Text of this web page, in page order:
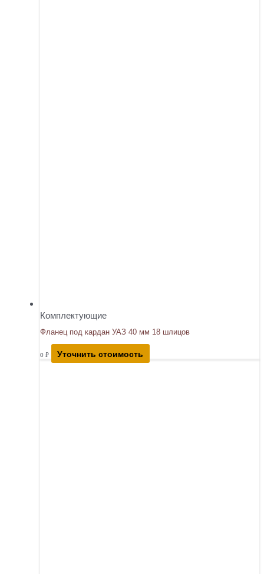
Комплектующие
Фланец под кардан УАЗ 40 мм 18 шлицов
0 ₽ Уточнить стоимость